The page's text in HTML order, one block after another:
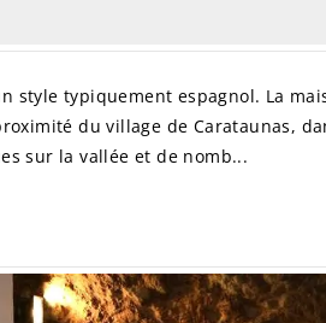
style typiquement espagnol. La
du village de Carataunas,
sur la vallée et de nomb...